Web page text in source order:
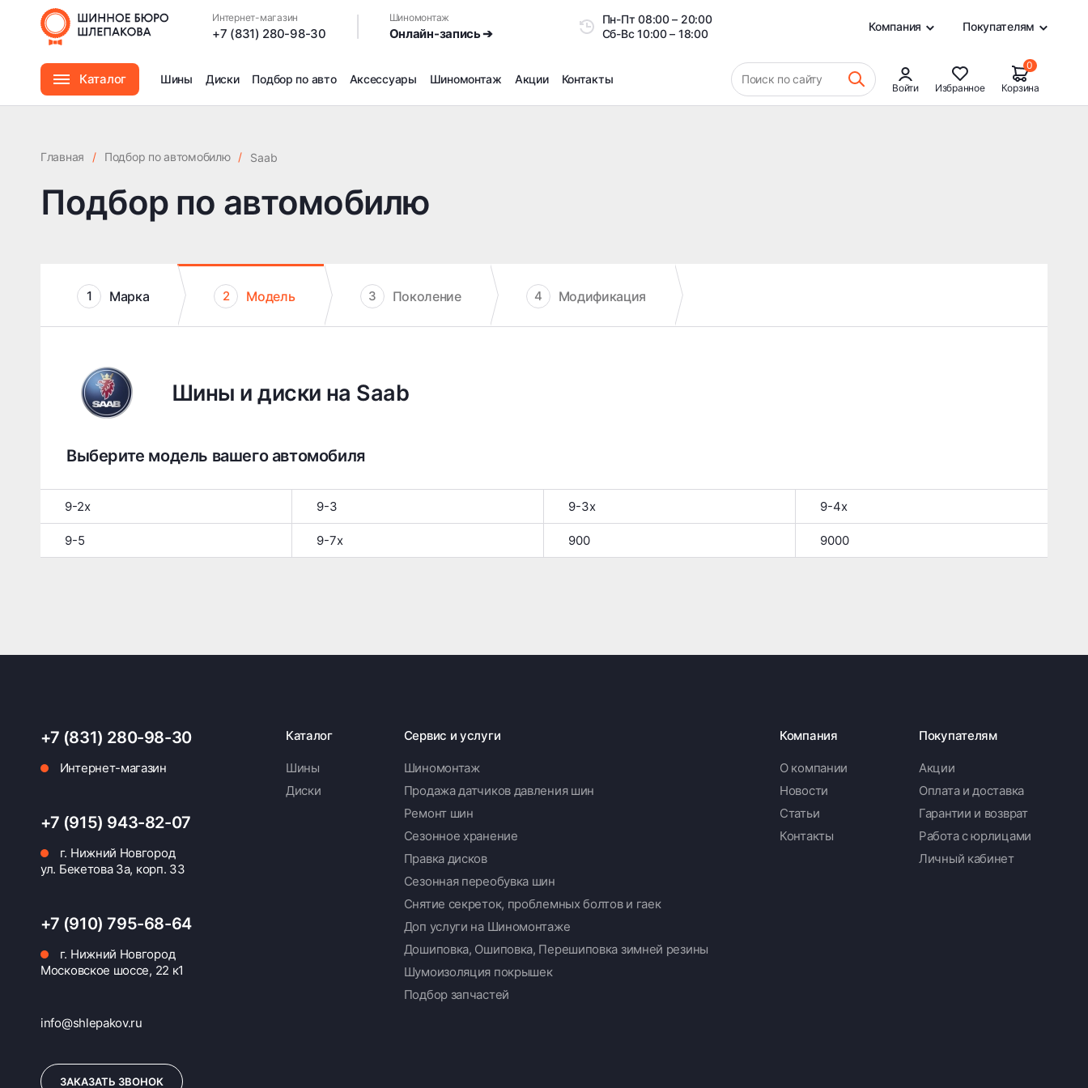
Интернет-магазин
+7 (831) 280-98-30
Шиномонтаж
Онлайн-запись ➔
Пн-Пт08:00 – 20:00
Сб-Вс10:00 – 18:00
Компания Покупателям
Каталог
Автомасла
Шины Диски Подбор по авто Аксессуары Шиномонтаж
Сезонное хранение
Правка дисков
Доп услуги на Шиномонтаже
Дошиповка, Ошиповка, Перешиповка зимней резины
Шумоизоляция покрышек
Акции Контакты Поиск по сайту
Войти Избранное
0
Корзина
Главная / Подбор по автомобилю / Saab
Подбор по автомобилю
1 Марка 2 Модель 3 Поколение 4 Модификация
Шины и диски на Saab
Выберите модель вашего автомобиля
9-2x 9-3 9-3x 9-4x
9-5 9-7x 900 9000
+7 (831) 280-98-30
Интернет-магазин
+7 (915) 943-82-07
г. Нижний Новгород
ул. Бекетова 3а, корп. 33
+7 (910) 795-68-64
г. Нижний Новгород
Московское шоссе, 22 к1
info@shlepakov.ru
ЗАКАЗАТЬ ЗВОНОК
Каталог
Шины
Диски
Сервис и услуги
Шиномонтаж
Продажа датчиков давления шин
Ремонт шин
Сезонное хранение
Правка дисков
Сезонная переобувка шин
Снятие секреток, проблемных болтов и гаек
Доп услуги на Шиномонтаже
Дошиповка, Ошиповка, Перешиповка зимней резины
Шумоизоляция покрышек
Подбор запчастей
Компания
О компании
Новости
Статьи
Контакты
Покупателям
Акции
Оплата и доставка
Гарантии и возврат
Работа с юрлицами
Личный кабинет